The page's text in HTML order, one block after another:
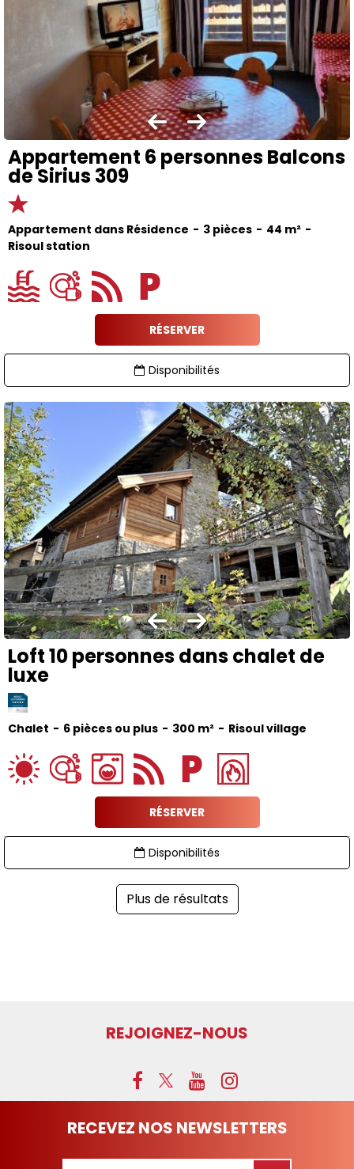
Appartement 6 personnes Balcons
de Sirius 309
Appartement dans Résidence 3 pièces 44 m²
Risoul station
RÉSERVER
Disponibilités
Loft 10 personnes dans chalet de
luxe
Chalet 6 pièces ou plus 300 m² Risoul village
RÉSERVER
Disponibilités
Plus de résultats
REJOIGNEZ-NOUS
RECEVEZ NOS NEWSLETTERS